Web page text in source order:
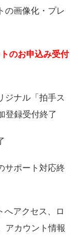
の画像化・プレ
のお申込み受付
ジナル「拍手ス
登録受付終了
サポート対応終
へアクセス、ロ
アカウント情報